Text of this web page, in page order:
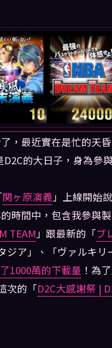
，最近實在是忙的天
的大日子，身為參
関ヶ原演義」上線開始
時間中，包含我參與
TEAM」跟最新的「ブ
ジア」、「ヴァルキ
1000萬的下載量 ！為
次的「D2C大感謝祭 |